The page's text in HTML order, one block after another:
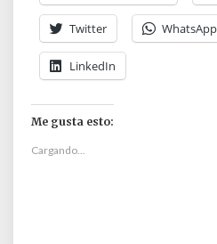
Twitter WhatsApp
LinkedIn
Me gusta esto:
Cargando...